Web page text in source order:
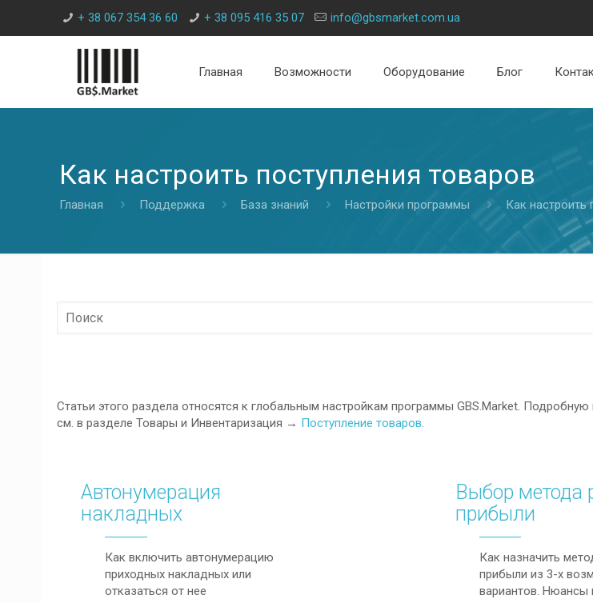
+ 38 067 354 36 60 + 38 095 416 35 07 info@gbsmarket.com.ua
Главная Возможности Оборудование Блог
Как настроить поступления товаров
Главная Поддержка База знаний Настройки программы Как настроить
Статьи этого раздела относятся к глобальным настройкам программы GBS.Market. Подробную
см. в разделе Товары и Инвентаризация → Поступление товаров.
Автонумерация
накладных
Как включить автонумерацию
приходных накладных или
отказаться от нее
Выбор метода
прибыли
Как назначить
прибыли из 3-х
вариантов. Нюансы